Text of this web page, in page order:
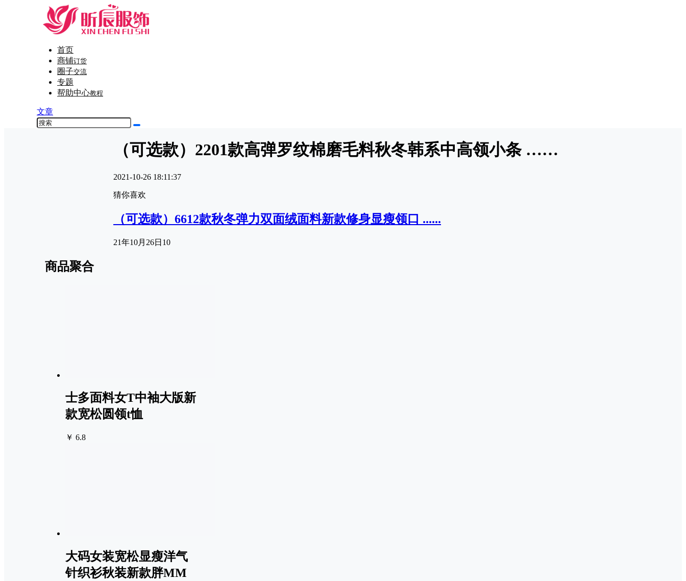
首页
商铺订货
圈子交流
专题
帮助中心教程
文章
（可选款）2201款高弹罗纹棉磨毛料秋冬韩系中高领小条 ……
2021-10-26 18:11:37
猜你喜欢
（可选款）6612款秋冬弹力双面绒面料新款修身显瘦领口 ......
21年10月26日 10
商品聚合
士多面料女T中袖大版新
款宽松圆领t恤
￥ 6.8
大码女装宽松显瘦洋气
针织衫秋装新款胖MM